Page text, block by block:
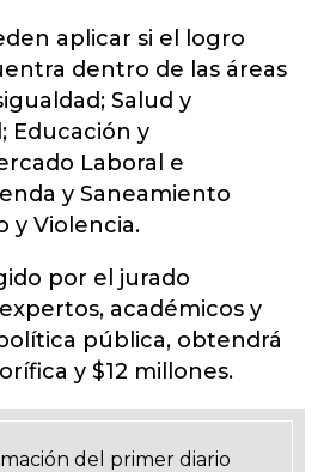
aplicar si el logro
dentro de las áreas
Salud y
Educación y
Laboral e
y Saneamiento
y Violencia.
por el jurado
académicos y
pública, obtendrá
y $12 millones.
del primer diario